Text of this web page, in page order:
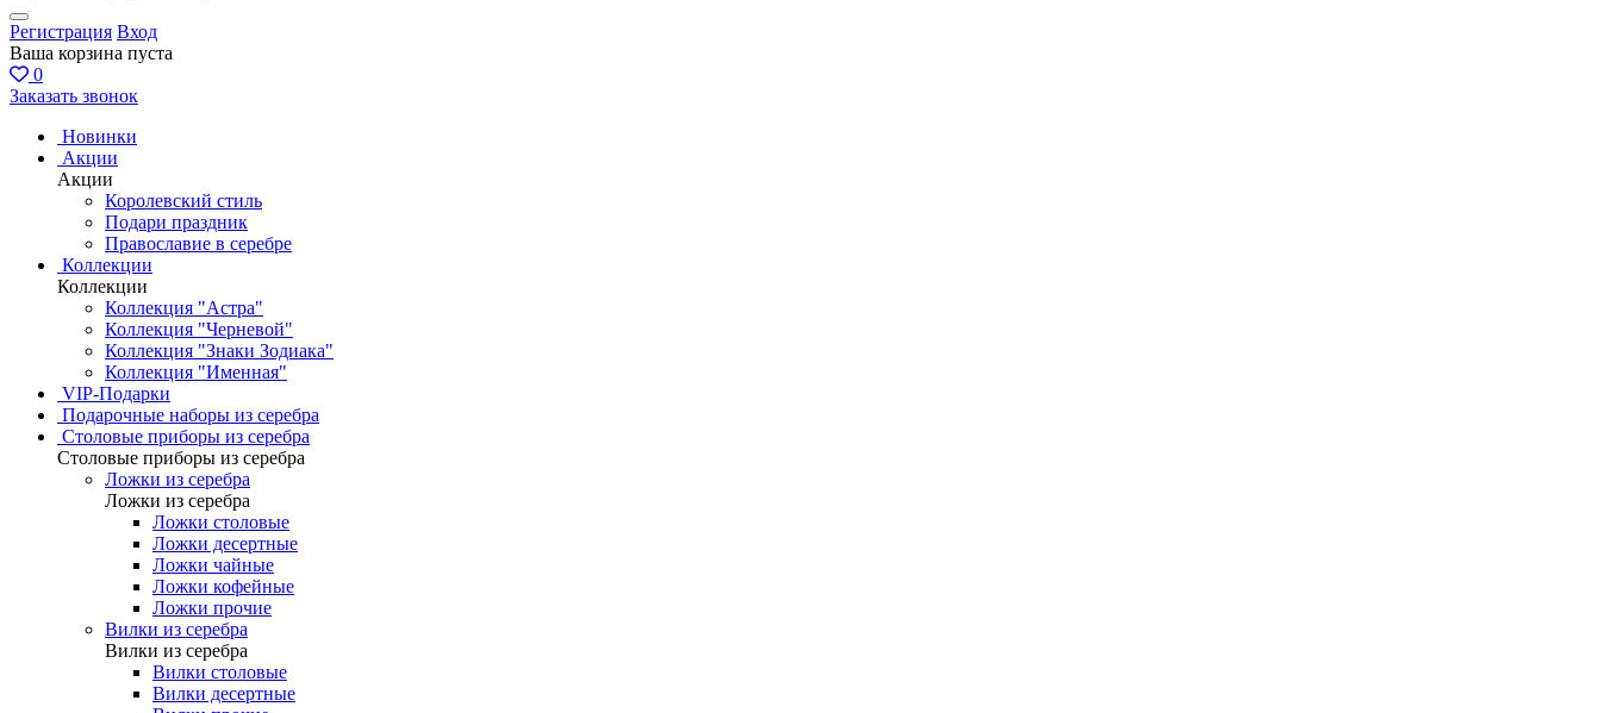
Регистрация Вход
Ваша корзина пуста
0
Заказать звонок
Новинки
Акции
Акции
Королевский стиль
Подари праздник
Православие в серебре
Коллекции
Коллекции
Коллекция "Астра"
Коллекция "Черневой"
Коллекция "Знаки Зодиака"
Коллекция "Именная"
VIP-Подарки
Подарочные наборы из серебра
Столовые приборы из серебра
Столовые приборы из серебра
Ложки из серебра
Ложки из серебра
Ложки столовые
Ложки десертные
Ложки чайные
Ложки кофейные
Ложки прочие
Вилки из серебра
Вилки из серебра
Вилки столовые
Вилки десертные